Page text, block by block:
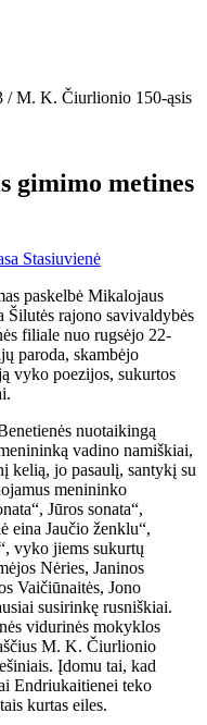
/ M. K. Čiurlionio 150-ąsis
gimimo metines
Stasiuvienė
paskelbė Mikalojaus
rajono savivaldybės
filiale nuo rugsėjo 22-
paroda, skambėjo
vyko poezijos, sukurtos
nuotaikingą
vadino namiškiai,
jo pasaulį, santykį su
menininko
Jūros sonata“,
eina Jaučio ženklu“,
vyko jiems sukurtų
Nėries, Janinos
Vaičiūnaitės, Jono
susirinkę rusniškiai.
vidurinės mokyklos
M. K. Čiurlionio
Įdomu tai, kad
Endriukaitienei teko
kurtas eiles.